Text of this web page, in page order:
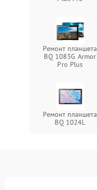
Ремонт планшета
BQ 1083G Armor
Pro Plus
Ремонт планшета
BQ 1024L